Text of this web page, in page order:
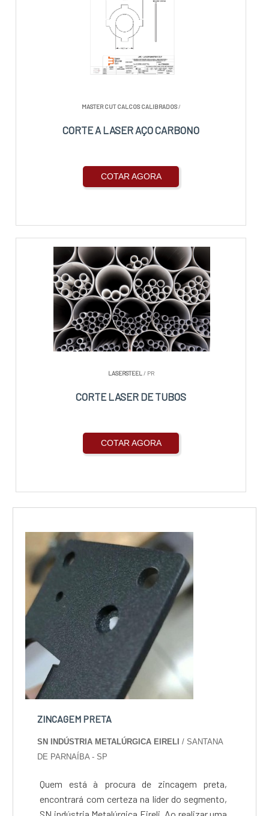
MASTER CUT CALCOS CALIBRADOS/
CORTE A LASER AÇO CARBONO
COTAR AGORA
LASERSTEEL / PR
CORTE LASER DE TUBOS
COTAR AGORA
ZINCAGEM PRETA
SN INDÚSTRIA METALÚRGICA EIRELI/ SANTANA
DE PARNAÍBA - SP
Quem está à procura de zincagem preta,
encontrará com certeza na líder do segmento,